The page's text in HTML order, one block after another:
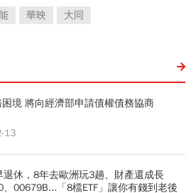
華映 大同
境 將向經濟部申請債權債務協商
13
退休，8年去歐洲玩3趟、財產還成長
、00679B...「8檔ETF」讓你有錢到老後